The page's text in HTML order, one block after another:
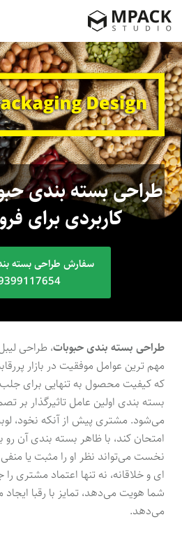
طراحی بسته بندی
کاربردی برای
سفارش طراحی بسته
طراحی بسته بندی حبوبات، طراحی
مهم ترین عوامل موفقیت در بازار
که کیفیت محصول به تنهایی برای
بسته بندی اولین عامل تاثیرگذار
می‌شود. مشتری پیش از آنکه نخود،
امتحان کند، با ظاهر بسته بندی آن
نخست می‌تواند نظر او را مثبت یا
ای و خلاقانه، نه تنها اعتماد مشتری
شما هویت می‌دهد، تمایز با رقبا
می‌دهد.